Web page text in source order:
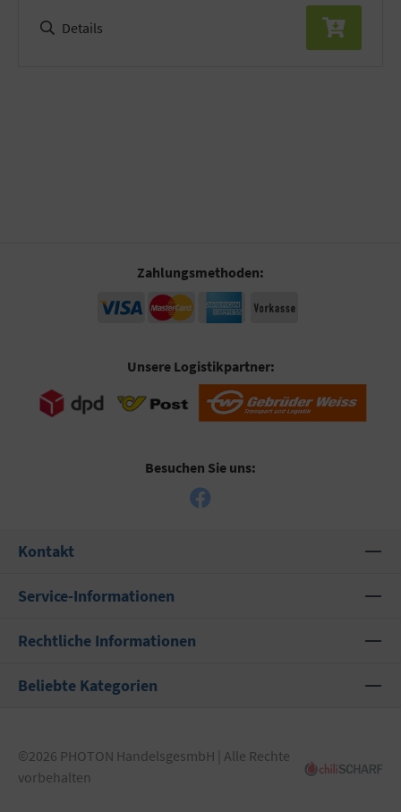
Details
Zahlungsmethoden:
Unsere Logistikpartner:
Besuchen Sie uns:
Kontakt
Service-Informationen
Rechtliche Informationen
Beliebte Kategorien
©2026 PHOTON HandelsgesmbH | Alle Rechte
vorbehalten